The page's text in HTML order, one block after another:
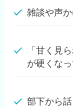
雑談や声
「甘く見
が硬くな
部下から